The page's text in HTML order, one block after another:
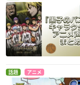
話題 アニメ